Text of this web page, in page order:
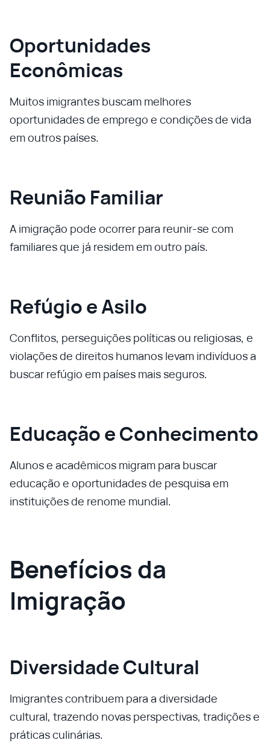
Oportunidades
Econômicas
Muitos imigrantes buscam melhores
oportunidades de emprego e condições de vida
em outros países.
Reunião Familiar
A imigração pode ocorrer para reunir-se com
familiares que já residem em outro país.
Refúgio e Asilo
Conflitos, perseguições políticas ou religiosas, e
violações de direitos humanos levam indivíduos a
buscar refúgio em países mais seguros.
Educação e Conhecimento
Alunos e acadêmicos migram para buscar
educação e oportunidades de pesquisa em
instituições de renome mundial.
Benefícios da
Imigração
Diversidade Cultural
Imigrantes contribuem para a diversidade
cultural, trazendo novas perspectivas, tradições e
práticas culinárias.